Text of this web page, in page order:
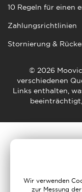
© 2026
verschiedenen
Links enthalten,
10 Regeln für einen
Zahlungsrichtlinien
Stornierung &
Wir verwenden
zur Messung